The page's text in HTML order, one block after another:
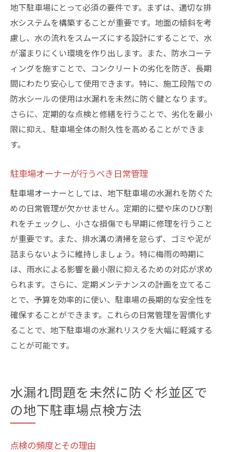
地下駐車場にとって必須の要件です。まずは、適切な排
水システムを構築することが重要です。地面の傾斜を考
慮し、水の流れをスムーズにする設計にすることで、水
が溜まりにくい環境を作り出します。また、防水コーテ
ィングを施すことで、コンクリートの劣化を防ぎ、長期
間にわたり安心して使用できます。特に、施工段階での
防水シールの使用は水漏れを未然に防ぐ鍵となります。
さらに、定期的な点検と修繕を行うことで、劣化を最小
限に抑え、駐車場全体の耐久性を高めることができま
す。
駐車場オーナーが行うべき日常管理
駐車場オーナーとしては、地下駐車場の水漏れを防ぐた
めの日常管理が欠かせません。定期的に壁や床のひび割
れをチェックし、小さな損傷でも早期に修理を行うこと
が重要です。また、排水溝の清掃を怠らず、ゴミや泥が
詰まらないように維持しましょう。特に梅雨の時期に
は、雨水による影響を最小限に抑えるための対応が求め
られます。さらに、定期メンテナンスの計画を立てるこ
とで、予算を効率的に使い、駐車場の長期的な安全性を
確保することができます。これらの日常管理を習慣化す
ることで、地下駐車場の水漏れリスクを大幅に軽減する
ことが可能です。
水漏れ問題を未然に防ぐ杉並区で
の地下駐車場点検方法
点検の頻度とその理由